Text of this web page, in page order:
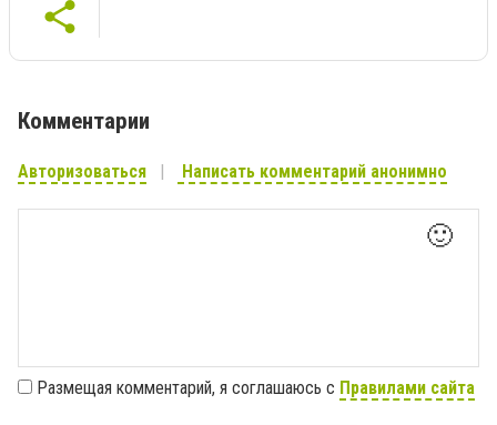
Комментарии
Авторизоваться Написать комментарий анонимно
🙂
Размещая комментарий, я соглашаюсь с Правилами сайта